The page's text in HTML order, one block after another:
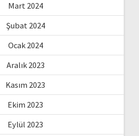
Mart 2024
Şubat 2024
Ocak 2024
Aralık 2023
Kasım 2023
Ekim 2023
Eylül 2023